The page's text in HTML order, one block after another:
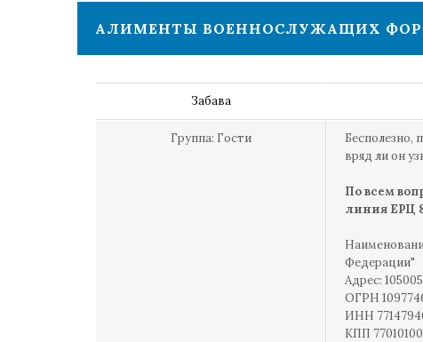
АЛИМЕНТЫ ВОЕННОСЛУЖАЩИХ
Забава
Группа: Гости
Бесполезно,
вряд ли он
По всем
линия ЕРЦ
Федерации"
Адрес:
ОГРН
ИНН
КПП